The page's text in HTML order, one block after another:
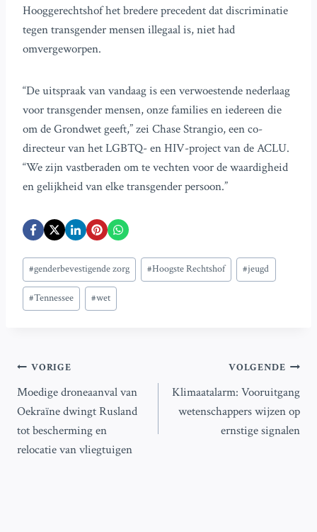
Hooggerechtshof het bredere precedent dat discriminatie
tegen transgender mensen illegaal is, niet had
omvergeworpen.
“De uitspraak van vandaag is een verwoestende nederlaag
voor transgender mensen, onze families en iedereen die
om de Grondwet geeft,” zei Chase Strangio, een co-
directeur van het LGBTQ- en HIV-project van de ACLU.
“We zijn vastberaden om te vechten voor de waardigheid
en gelijkheid van elke transgender persoon.”
Bericht
tags:
#genderbevestigende zorg #Hoogste Rechtshof #jeugd
#Tennessee #wet
Bericht
navigatie
VORIGE
Moedige droneaanval van
Oekraïne dwingt Rusland
tot bescherming en
relocatie van vliegtuigen
VOLGENDE
Klimaatalarm: Vooruitgang
wetenschappers wijzen op
ernstige signalen